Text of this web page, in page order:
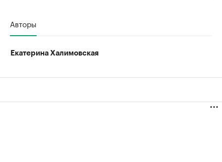
Авторы
Екатерина Халимовская